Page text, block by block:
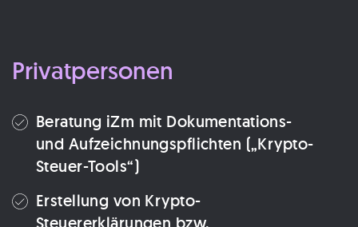
Privatpersonen
Beratung iZm mit Dokumentations-
und Aufzeichnungspflichten („Krypto-
Steuer-Tools“)
Erstellung von Krypto-
Steuererklärungen bzw.